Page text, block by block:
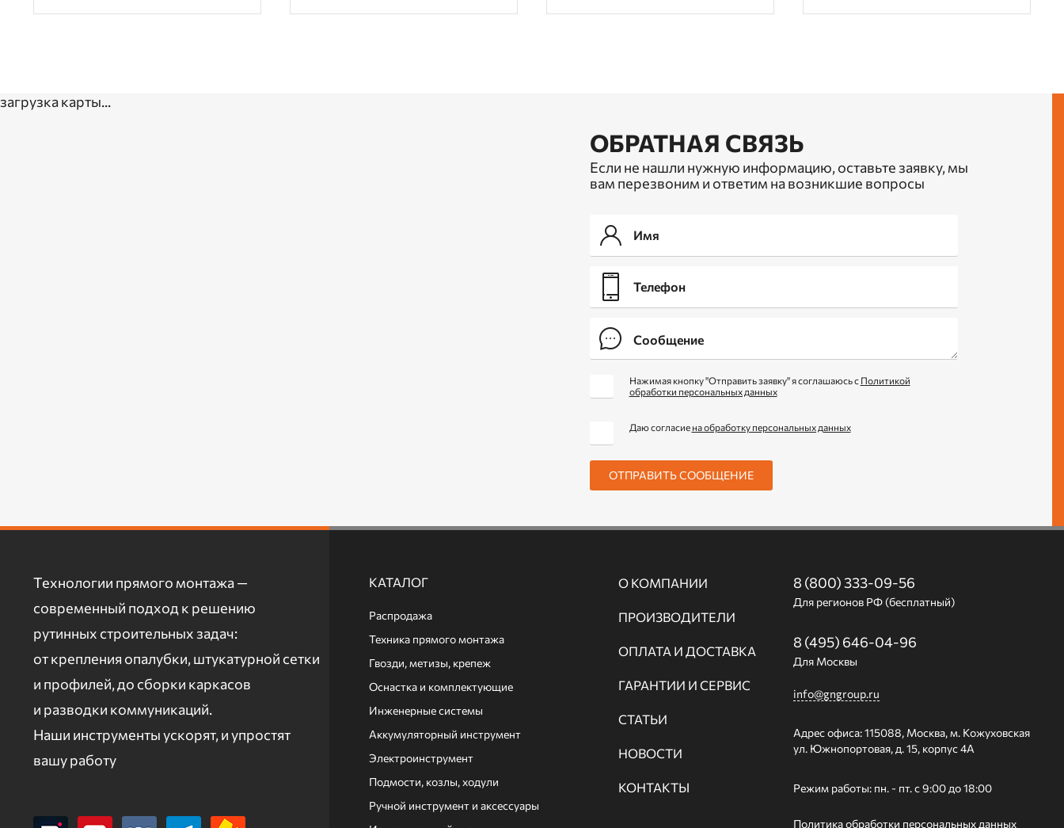
загрузка карты...
ОБРАТНАЯ СВЯЗЬ
Если не нашли нужную информацию, оставьте заявку, мы
вам перезвоним и ответим на возникшие вопросы
Нажимая кнопку "Отправить заявку" я соглашаюсь с Политикой
обработки персональных данных
Даю согласие на обработку персональных данных
ОТПРАВИТЬ СООБЩЕНИЕ
Технологии прямого монтажа —
современный подход к решению
рутинных строительных задач:
от крепления опалубки, штукатурной сетки
и профилей, до сборки каркасов
и разводки коммуникаций.
Наши инструменты ускорят, и упростят
вашу работу
КАТАЛОГ
Распродажа
Техника прямого монтажа
Гвозди, метизы, крепеж
Оснастка и комплектующие
Инженерные системы
Аккумуляторный инструмент
Электроинструмент
Подмости, козлы, ходули
Ручной инcтрумент и аксессуары
О КОМПАНИИ
ПРОИЗВОДИТЕЛИ
ОПЛАТА И ДОСТАВКА
ГАРАНТИИ И СЕРВИС
СТАТЬИ
НОВОСТИ
КОНТАКТЫ
8 (800) 333-09-56
Для регионов РФ (бесплатный)
8 (495) 646-04-96
Для Москвы
info@gngroup.ru
Адрес офиса: 115088, Москва, м. Кожуховская
ул. Южнопортовая, д. 15, корпус 4А
Режим работы: пн. - пт. с 9:00 до 18:00
Политика обработки персональных данных